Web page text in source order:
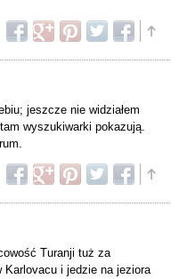
jeszcze nie widziałem
wyszukiwarki pokazują.
Turanji tuż za
i jedzie na jeziora